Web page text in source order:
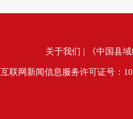
关于我们 | 《中国县
互联网新闻信息服务许可证号：